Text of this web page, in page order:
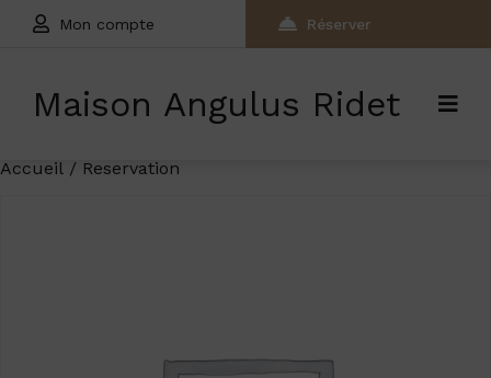
Mon compte Réserver
Maison Angulus Ridet
Accueil / Reservation